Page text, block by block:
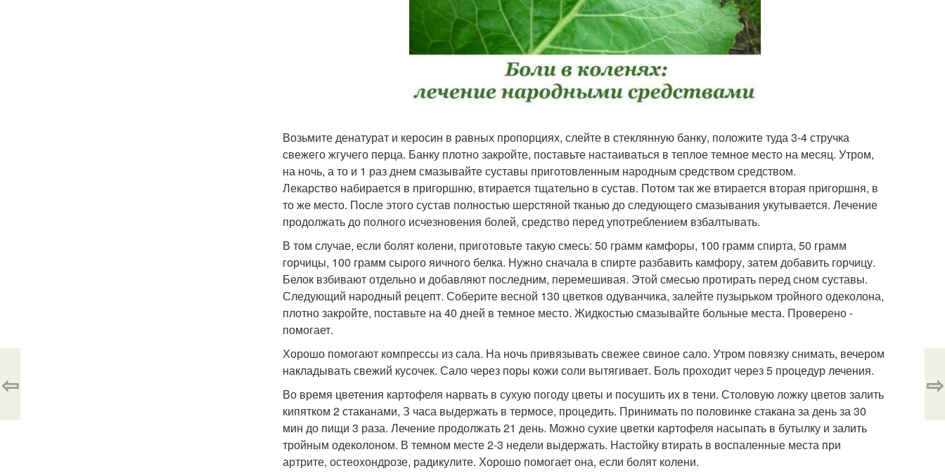
Возьмите денатурат и керосин в равных пропорциях, слейте в стеклянную банку, положите туда 3-4 стручка
свежего жгучего перца. Банку плотно закройте, поставьте настаиваться в теплое темное место на месяц. Утром,
на ночь, а то и 1 раз днем смазывайте суставы приготовленным народным средством средством.
Лекарство набирается в пригоршню, втирается тщательно в сустав. Потом так же втирается вторая пригоршня, в
то же место. После этого сустав полностью шерстяной тканью до следующего смазывания укутывается. Лечение
продолжать до полного исчезновения болей, средство перед употреблением взбалтывать.
В том случае, если болят колени, приготовьте такую смесь: 50 грамм камфоры, 100 грамм спирта, 50 грамм
горчицы, 100 грамм сырого яичного белка. Нужно сначала в спирте разбавить камфору, затем добавить горчицу.
Белок взбивают отдельно и добавляют последним, перемешивая. Этой смесью протирать перед сном суставы.
Следующий народный рецепт. Соберите весной 130 цветков одуванчика, залейте пузырьком тройного одеколона,
плотно закройте, поставьте на 40 дней в темное место. Жидкостью смазывайте больные места. Проверено -
помогает.
Хорошо помогают компрессы из сала. На ночь привязывать свежее свиное сало. Утром повязку снимать, вечером
накладывать свежий кусочек. Сало через поры кожи соли вытягивает. Боль проходит через 5 процедур лечения.
Во время цветения картофеля нарвать в сухую погоду цветы и посушить их в тени. Столовую ложку цветов залить
кипятком 2 стаканами, З часа выдержать в термосе, процедить. Принимать по половинке стакана за день за 30
мин до пищи 3 раза. Лечение продолжать 21 день. Можно сухие цветки картофеля насыпать в бутылку и залить
тройным одеколоном. В темном месте 2-3 недели выдержать. Настойку втирать в воспаленные места при
артрите, остеохондрозе, радикулите. Хорошо помогает она, если болят колени.
⇦ ⇨